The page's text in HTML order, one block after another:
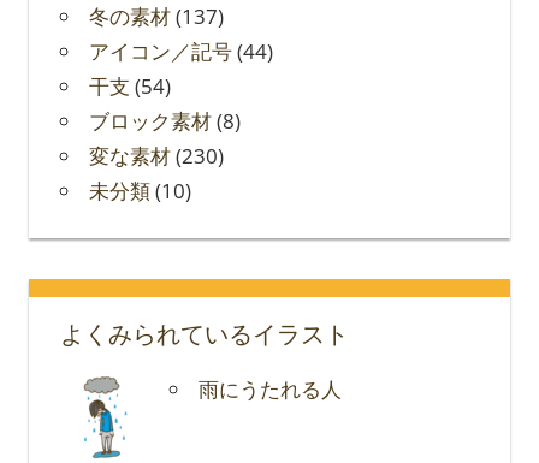
冬の素材(137)
アイコン／記号(44)
干支 (54)
ブロック素材(8)
変な素材(230)
未分類(10)
よくみられているイラスト
雨にうたれる人